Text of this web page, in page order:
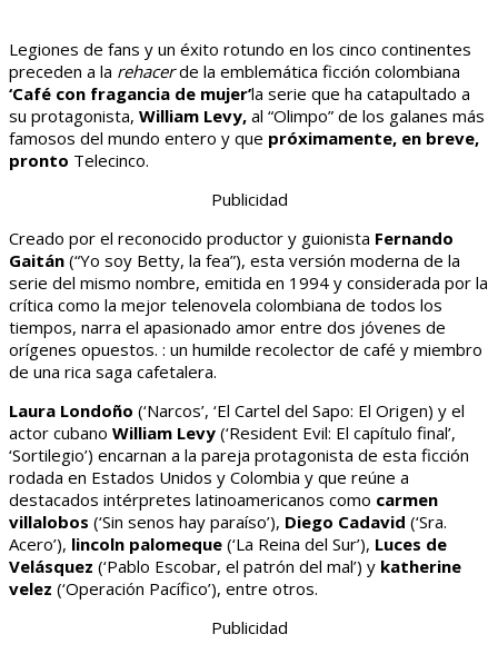
Legiones de fans y un éxito rotundo en los cinco continentes
preceden a la rehacerde la emblemática ficción colombiana
‘Café con fragancia de mujer’la serie que ha catapultado a
su protagonista, William Levy, al “Olimpo” de los galanes más
famosos del mundo entero y que próximamente, en breve,
pronto Telecinco.
Publicidad
Creado por el reconocido productor y guionista Fernando
Gaitán (“Yo soy Betty, la fea”), esta versión moderna de la
serie del mismo nombre, emitida en 1994 y considerada por la
crítica como la mejor telenovela colombiana de todos los
tiempos, narra el apasionado amor entre dos jóvenes de
orígenes opuestos. : un humilde recolector de café y miembro
de una rica saga cafetalera.
Laura Londoño (‘Narcos’, ‘El Cartel del Sapo: El Origen) y el
actor cubano William Levy (‘Resident Evil: El capítulo final’,
‘Sortilegio’) encarnan a la pareja protagonista de esta ficción
rodada en Estados Unidos y Colombia y que reúne a
destacados intérpretes latinoamericanos como carmen
villalobos (‘Sin senos hay paraíso’), Diego Cadavid (‘Sra.
Acero’), lincoln palomeque (‘La Reina del Sur’), Luces de
Velásquez (‘Pablo Escobar, el patrón del mal’) y katherine
velez (‘Operación Pacífico’), entre otros.
Publicidad